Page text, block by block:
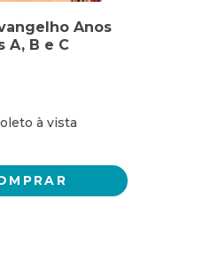
Anos
A, B e C